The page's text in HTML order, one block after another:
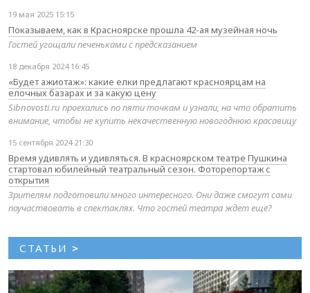
19 мая 2025 15:15
Показываем, как в Красноярске прошла 42-ая музейная ночь
Гостей угощали печеньками с предсказанием
18 декабря 2024 16:45
«Будет ажиотаж»: какие елки предлагают красноярцам на
елочных базарах и за какую цену
Sibnovosti.ru проехались по пяти точкам и узнали, на что обратить
внимание, чтобы не купить некачественную новогоднюю красавицу
15 сентября 2024 21:30
Время удивлять и удивляться. В красноярском театре Пушкина
стартовал юбилейный театральный сезон. Фоторепортаж с
открытия
Зрителям подготовили много интересного. Они даже смогут сами
поучаствовать в спектаклях. Что гостей театра ждет еще?
СТАТЬИ >